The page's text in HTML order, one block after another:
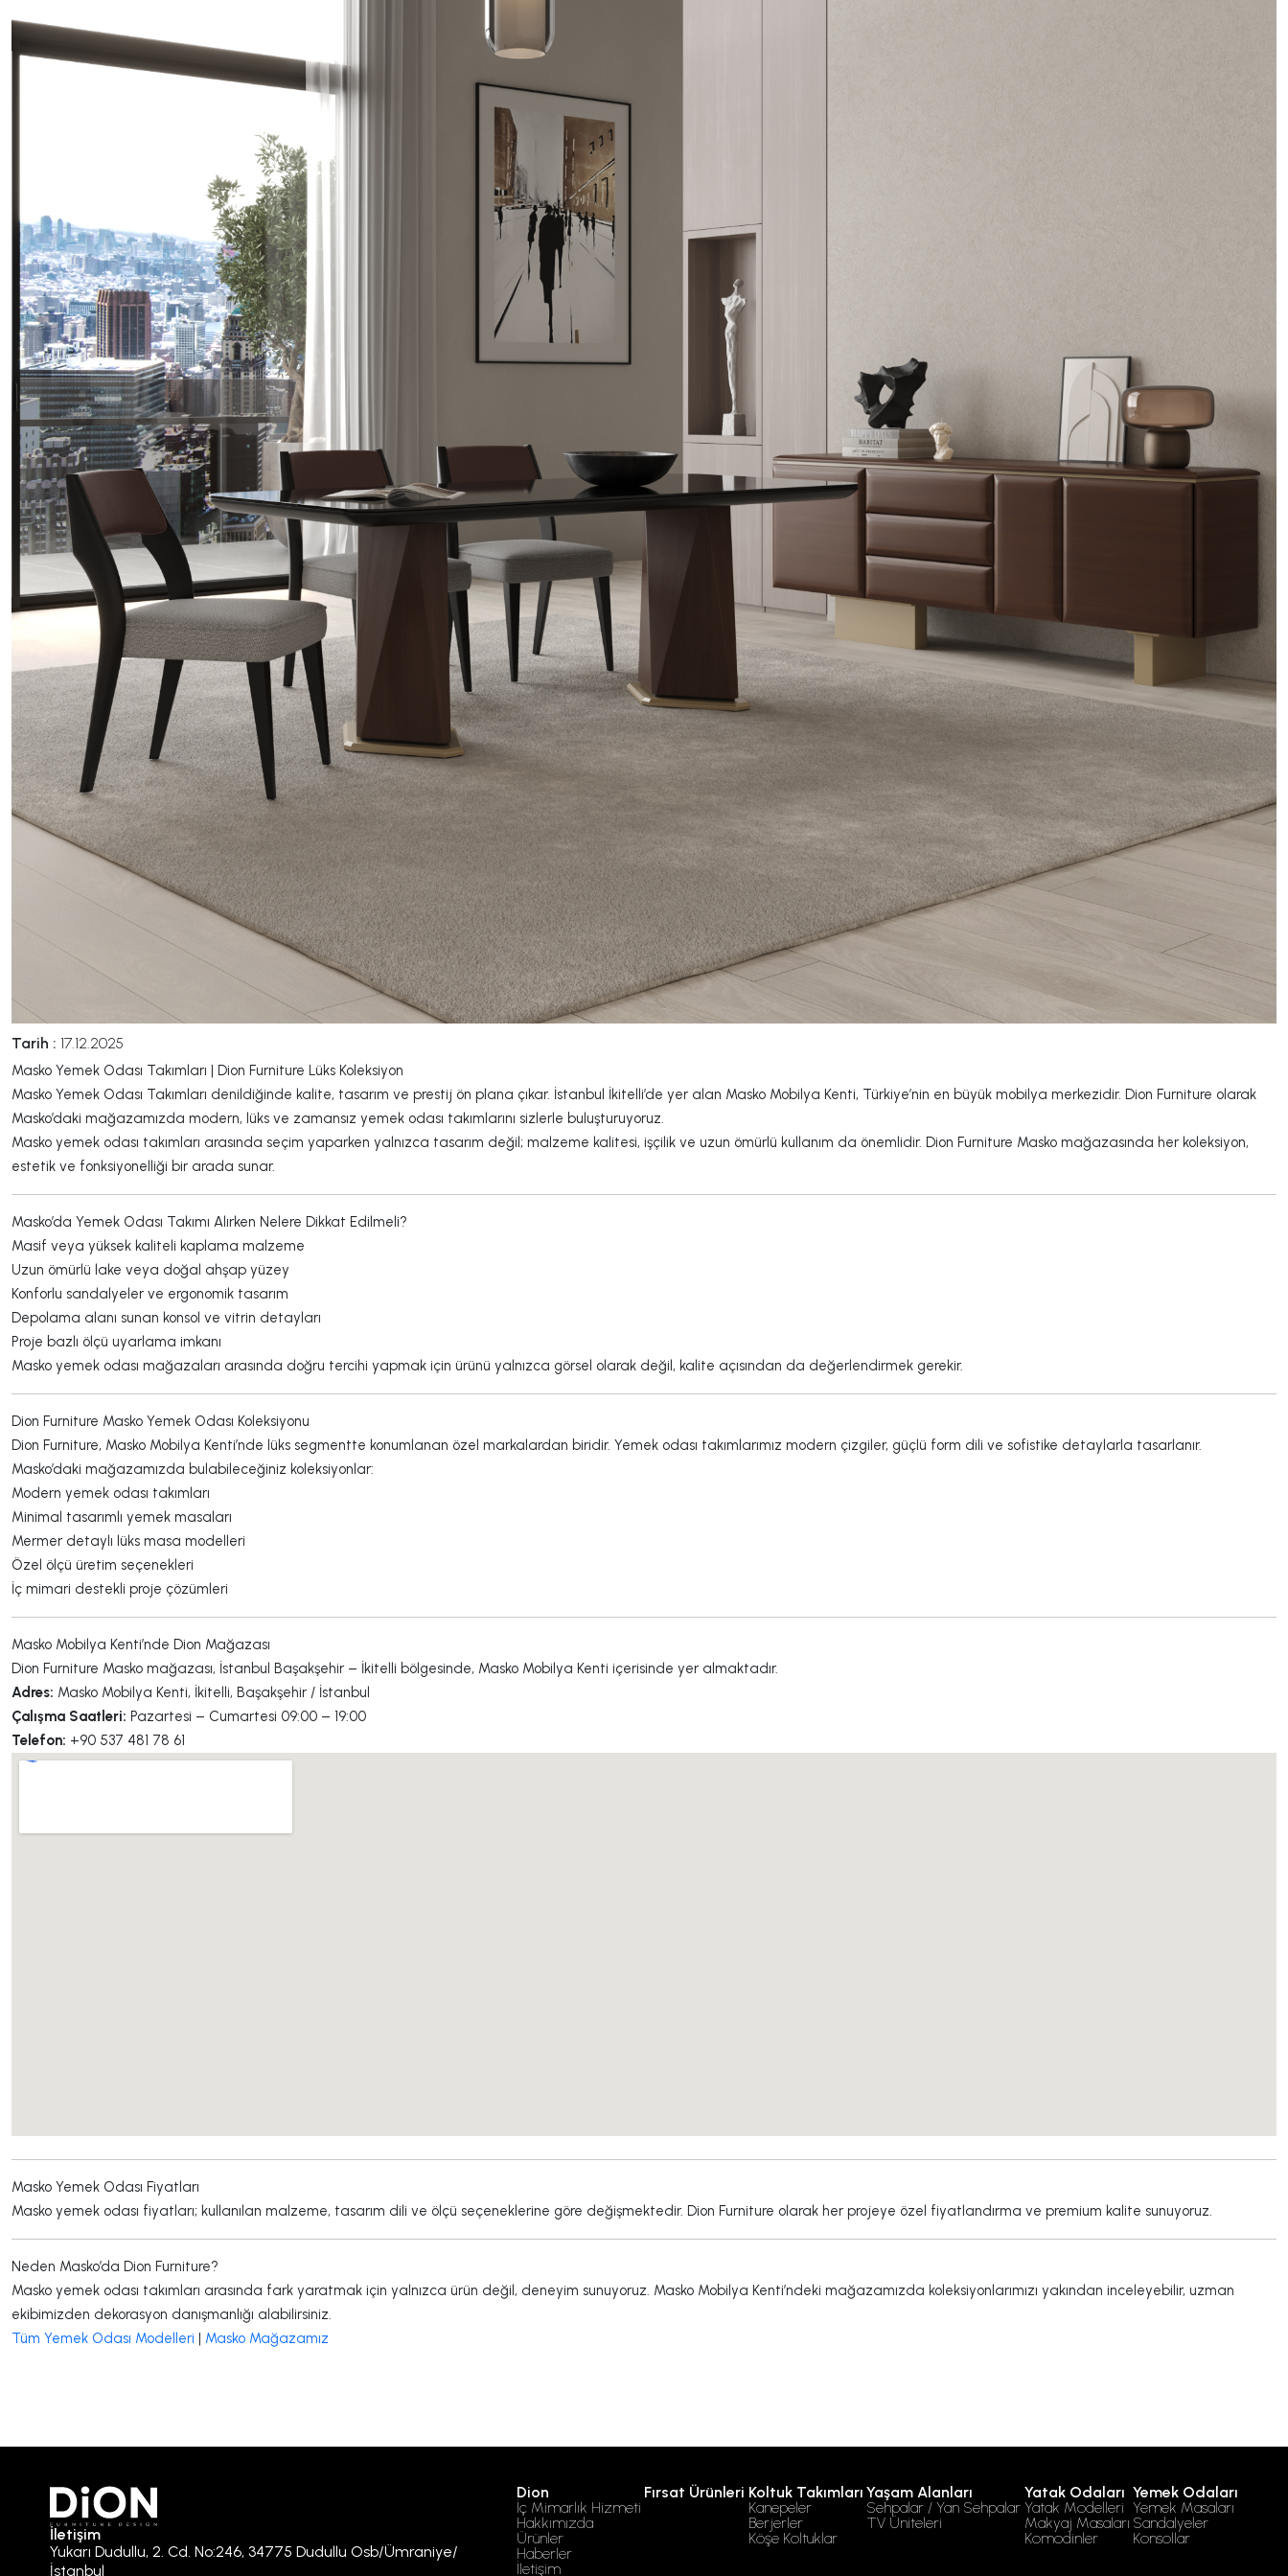
Tarih : 17.12.2025
Masko Yemek Odası Takımları | Dion Furniture Lüks Koleksiyon
Masko Yemek Odası Takımları denildiğinde kalite, tasarım ve prestij ön plana çıkar. İstanbul İkitelli’de yer alan Masko Mobilya Kenti, Türkiye’nin en büyük mobilya merkezidir. Dion Furniture olarak
Masko’daki mağazamızda modern, lüks ve zamansız yemek odası takımlarını sizlerle buluşturuyoruz.
Masko yemek odası takımları arasında seçim yaparken yalnızca tasarım değil; malzeme kalitesi, işçilik ve uzun ömürlü kullanım da önemlidir. Dion Furniture Masko mağazasında her koleksiyon,
estetik ve fonksiyonelliği bir arada sunar.
Masko’da Yemek Odası Takımı Alırken Nelere Dikkat Edilmeli?
Masif veya yüksek kaliteli kaplama malzeme
Uzun ömürlü lake veya doğal ahşap yüzey
Konforlu sandalyeler ve ergonomik tasarım
Depolama alanı sunan konsol ve vitrin detayları
Proje bazlı ölçü uyarlama imkanı
Masko yemek odası mağazaları arasında doğru tercihi yapmak için ürünü yalnızca görsel olarak değil, kalite açısından da değerlendirmek gerekir.
Dion Furniture Masko Yemek Odası Koleksiyonu
Dion Furniture, Masko Mobilya Kenti’nde lüks segmentte konumlanan özel markalardan biridir. Yemek odası takımlarımız modern çizgiler, güçlü form dili ve sofistike detaylarla tasarlanır.
Masko’daki mağazamızda bulabileceğiniz koleksiyonlar:
Modern yemek odası takımları
Minimal tasarımlı yemek masaları
Mermer detaylı lüks masa modelleri
Özel ölçü üretim seçenekleri
İç mimari destekli proje çözümleri
Masko Mobilya Kenti’nde Dion Mağazası
Dion Furniture Masko mağazası, İstanbul Başakşehir – İkitelli bölgesinde, Masko Mobilya Kenti içerisinde yer almaktadır.
Adres: Masko Mobilya Kenti, İkitelli, Başakşehir / İstanbul
Çalışma Saatleri: Pazartesi – Cumartesi 09:00 – 19:00
Telefon: +90 537 481 78 61
Masko Yemek Odası Fiyatları
Masko yemek odası fiyatları; kullanılan malzeme, tasarım dili ve ölçü seçeneklerine göre değişmektedir. Dion Furniture olarak her projeye özel fiyatlandırma ve premium kalite sunuyoruz.
Neden Masko’da Dion Furniture?
Masko yemek odası takımları arasında fark yaratmak için yalnızca ürün değil, deneyim sunuyoruz. Masko Mobilya Kenti’ndeki mağazamızda koleksiyonlarımızı yakından inceleyebilir, uzman
ekibimizden dekorasyon danışmanlığı alabilirsiniz.
Tüm Yemek Odası Modelleri | Masko Mağazamız
İletişim
Yukarı Dudullu, 2. Cd. No:246, 34775 Dudullu Osb/Ümraniye/
İstanbul
Dion
İç Mimarlık Hizmeti
Hakkımızda
Ürünler
Haberler
İletişim
Fırsat Ürünleri Koltuk Takımları
Kanepeler
Berjerler
Köşe Koltuklar
Yaşam Alanları
Sehpalar / Yan Sehpalar
TV Üniteleri
Yatak Odaları
Yatak Modelleri
Makyaj Masaları
Komodinler
Yemek Odaları
Yemek Masaları
Sandalyeler
Konsollar